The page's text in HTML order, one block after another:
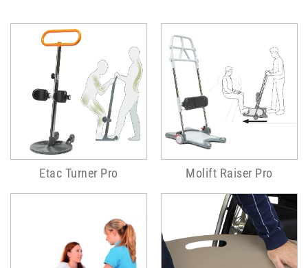
Etac Turner Pro Molift Raiser Pro